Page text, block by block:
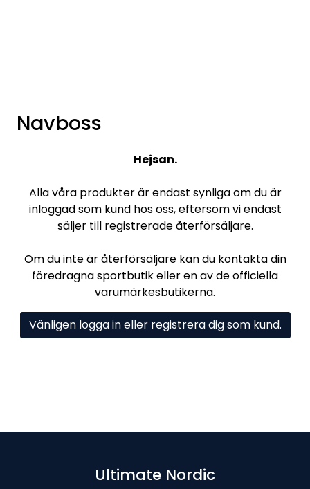
Navboss
Hejsan.
Alla våra produkter är endast synliga om du är
inloggad som kund hos oss, eftersom vi endast
säljer till registrerade återförsäljare.
Om du inte är återförsäljare kan du kontakta din
föredragna sportbutik eller en av de officiella
varumärkesbutikerna.
Vänligen logga in eller registrera dig som kund.
Ultimate Nordic
Mediaportalen